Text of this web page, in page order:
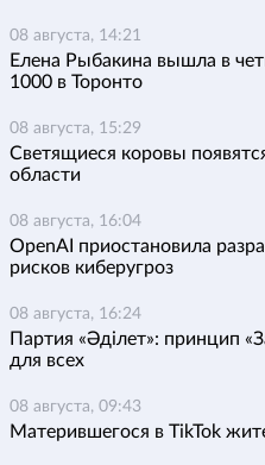
08 августа, 14:21
Елена Рыбакина вышла в
1000 в Торонто
08 августа, 15:29
Светящиеся коровы
области
08 августа, 16:04
OpenAI приостановила
рисков киберугроз
08 августа, 16:24
Партия «Әділет»: принцип
для всех
08 августа, 09:43
Матерившегося в TikTok